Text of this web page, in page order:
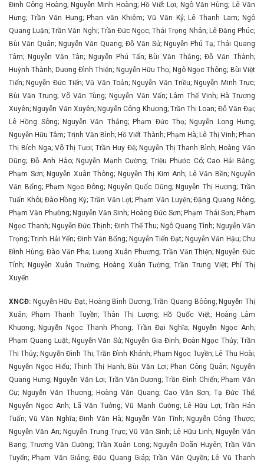
Đinh Công Hoàng; Nguyễn Minh Hoàng; Hồ Viết Lợi; Ngô Văn Hùng; Lê Văn
Hưng; Trần Văn Hưng; Phan văn Khiêm; Vũ Văn Kỷ; Lê Thanh Lam; Ngô
Quang Luận; Trần Văn Nghị; Trần Đức Ngọc; Thái Trọng Nhân; Lê Đăng Phúc;
Bùi Văn Quân; Nguyễn Văn Quang; Đỗ Văn Sử; Nguyễn Phú Tạ; Thái Quang
Tâm; Nguyễn Văn Tân; Nguyễn Phú Tấn; Bùi Văn Thắng; Đỗ Văn Thành;
Huỳnh Thành; Dương Đình Thiện; Nguyễn Hữu Thọ; Ngô Ngọc Thông; Bùi Việt
Tiến; Nguyễn Đức Tiến; Vũ Văn Toản; Nguyễn Văn Triều; Nguyễn Minh Trực;
Bùi Văn Trung; Võ Văn Tùng; Nguyễn Văn Vấn; Lâm Thế Vinh; Hà Trương
Xuyên; Nguyễn Văn Xuyên; Nguyễn Công Khương; Trần Thị Loan; Đỗ Văn Đại;
Lê Hồng Sông; Nguyễn Văn Thắng; Phạm Đức Thọ; Nguyễn Long Hưng;
Nguyễn Hữu Tâm; Trịnh Văn Bình; Hồ Viết Thành; Phạm Hà; Lê Thị Vinh; Phan
Thị Bích Nga; Võ Thị Tươi; Trần Huy Đệ; Nguyễn Thị Thanh Bình; Hoàng Văn
Dũng; Đỗ Anh Hào; Nguyễn Mạnh Cường; Triệu Phước Có; Cao Hải Bằng;
Phạm Sơn; Nguyễn Xuân Thông; Nguyễn Thị Kim Anh; Lê Văn Bền; Nguyễn
Văn Bổng; Phạm Ngọc Đông; Nguyễn Quốc Dũng; Nguyễn Thị Hương; Trần
Tuấn Khôi; Đào Hồng Kỳ; Trần Văn Lợi; Phạm Văn Luyện; Đặng Quang Nông;
Phạm Văn Phường; Nguyễn Văn Sinh; Hoàng Đức Sơn; Phạm Thái Sơn; Phạm
Ngọc Thanh; Nguyễn Đức Thịnh; Đinh Thế Thu; Ngô Quang Tình; Nguyễn Văn
Trọng; Trịnh Hải Yến; Đinh Văn Bổng; Nguyễn Tiến Đạt; Nguyễn Văn Hậu; Chu
Đình Hùng; Đào Văn Pha; Lương Xuân Phương; Trần Văn Thiện; Nguyễn Đức
Tính; Nguyễn Xuân Trường; Hoàng Xuân Tường; Trần Trung Việt; Phí Thị
Xuyến
XNCĐ: Nguyễn Hữu Đạt; Hoàng Bình Dương; Trần Quang Bôông; Nguyễn Thị
Xuân; Phạm Thanh Tuyền; Thân Thị Lượng; Hồ Quốc Việt; Hoàng Lâm
Khương; Nguyễn Ngọc Thanh Phong; Trần Đại Nghĩa; Nguyễn Ngọc Anh;
Phạm Quang Luật; Nguyễn Văn Sử; Nguyễn Gia Định; Đoàn Ngọc Thủy; Trần
Thị Thủy; Nguyễn Đình Thi; Trần Đình Khánh; Phạm Ngọc Tuyền; Lê Thu Hoài;
Nguyễn Ngọc Hiếu; Thịnh Thị Hạnh; Bùi Văn Lợi; Phan Công Quân; Nguyễn
Quang Hưng; Nguyễn Văn Lợi; Trần Văn Dương; Trần Đình Chiến; Phạm Văn
Cự; Nguyễn Văn Thương; Hoàng Văn Quang; Cao Văn Sơn; Tạ Đức Thể;
Nguyễn Ngọc Anh; Lã Văn Tưởng; Vũ Mạnh Cường; Lê Hữu Lợi; Trần Hán
Tuấn; Vũ Văn Nghĩa; Đinh Văn Hà; Nguyễn Văn Tĩnh; Nguyễn Công Thược;
Nguyễn Văn An; Nguyễn Trung Trực; Vũ Văn Sinh; Lê Hữu Linh; Nguyễn Văn
Bang; Trương Văn Cường; Trần Xuân Long; Nguyễn Doãn Huyên; Trần Văn
Tuyến; Phạm Văn Giảng; Đậu Quang Giáp; Trần Văn Quyền; Lê Vũ Thanh